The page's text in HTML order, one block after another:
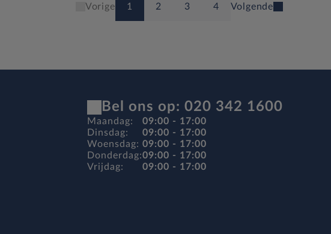
Vorige 1 2 3 4 Volgende
Bel ons op: 020 342 1600
Maandag:
Dinsdag:
Woensdag:
Donderdag:
Vrijdag:
09:00 - 17:00
09:00 - 17:00
09:00 - 17:00
09:00 - 17:00
09:00 - 17:00